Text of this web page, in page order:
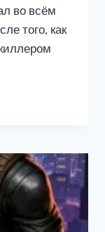
во всём
того, как